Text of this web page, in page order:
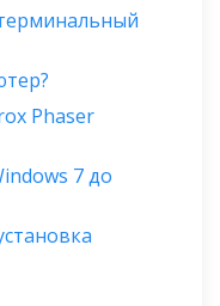
Phaser
7 до